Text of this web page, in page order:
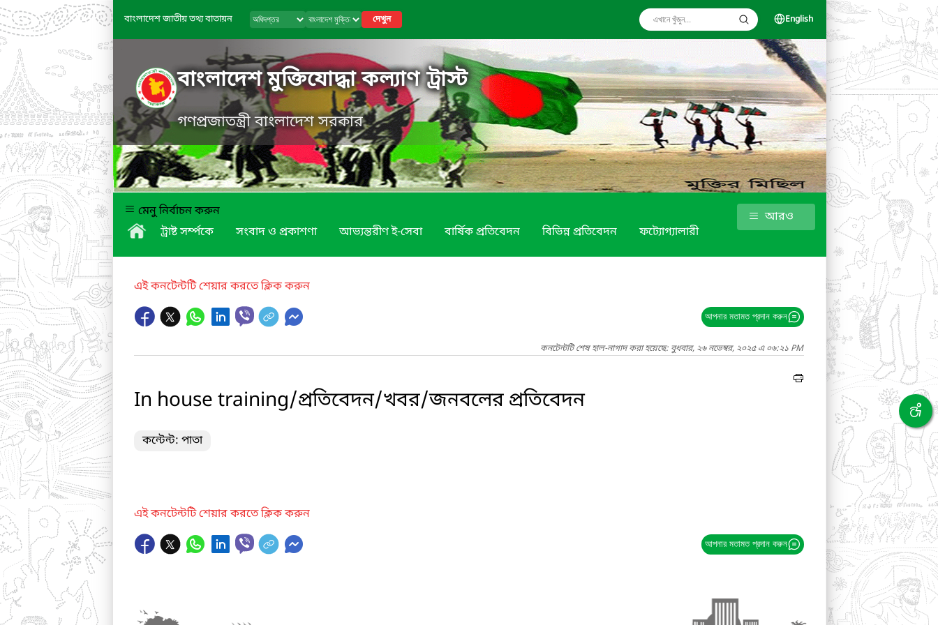
বাংলাদেশ জাতীয় তথ্য বাতায়ন দেখুন English
বাংলাদেশ মুক্তিযোদ্ধা কল্যাণ ট্রাস্ট
গণপ্রজাতন্ত্রী বাংলাদেশ সরকার
মেনু নির্বাচন করুন
ট্রাষ্ট সর্ম্পকে
সংবাদ ও প্রকাশণা আভ্যন্তরীণ ই-সেবা বার্ষিক প্রতিবেদন বিভিন্ন প্রতিবেদন ফট্যোগ্যালারী
আরও
এই কনটেন্টটি শেয়ার করতে ক্লিক করুন
আপনার মতামত প্রদান করুন
কনটেন্টটি শেষ হাল-নাগাদ করা হয়েছে: বুধবার, ২৬ নভেম্বর, ২০২৫ এ ০৬:২১ PM
In house training/প্রতিবেদন/খবর/জনবলের প্রতিবেদন
কন্টেন্ট: পাতা
এই কনটেন্টটি শেয়ার করতে ক্লিক করুন
আপনার মতামত প্রদান করুন